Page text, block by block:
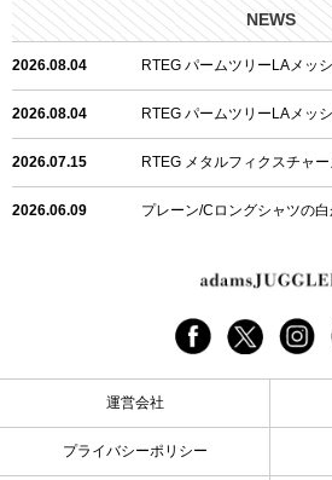
NEWS
2026.08.04 RTEG パームツリーLAメッ
2026.08.04 RTEG パームツリーLAメッ
2026.07.15 RTEG メタルフィクスチャ
2026.06.09 プレーン/Cロングシャツの
24/フリンジデニムロングパ
G/グレーペイントデニムロ
2026.04.23 I.W.D.Rデニムロングパンツ
運営会社
プライバシーポリシー